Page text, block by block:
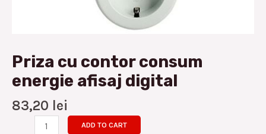
Priza cu contor consum
energie afisaj digital
83,20 lei
ADD TO CART